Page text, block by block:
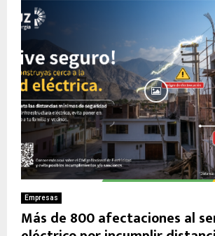
Empresas
Más de 800 afectaciones al